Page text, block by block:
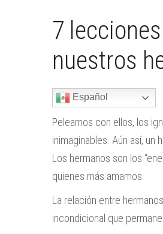
7
nuestros
Español
Peleamos con ellos, los
inimaginables. Aún así,
Los hermanos son los
quienes más amamos.
La relación entre
incondicional que